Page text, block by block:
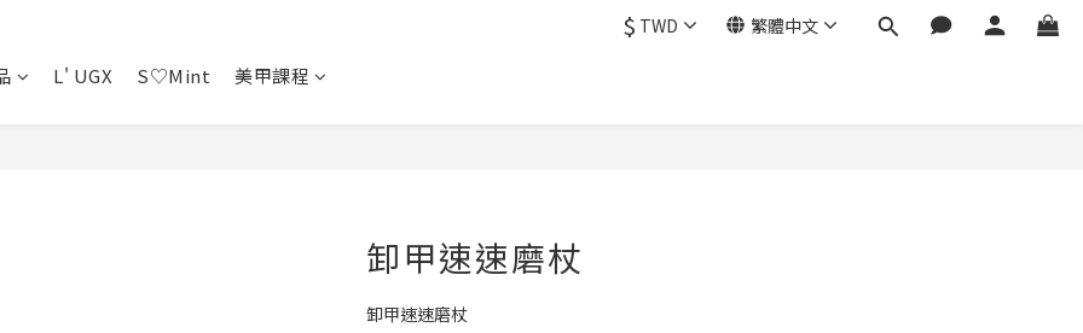
$ TWD 繁體中文
L' UGX S♡Mint 美甲課程
卸甲速速磨杖
卸甲速速磨杖